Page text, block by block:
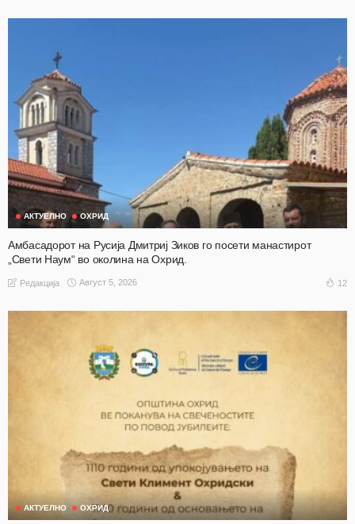
АКТУЕЛНО ОХРИД
Амбасадорот на Русија Дмитриј Зиков го посети манастирот
„Свети Наум“ во околина на Охрид.
Редакција Август 5, 2026 12
АКТУЕЛНО ОХРИД